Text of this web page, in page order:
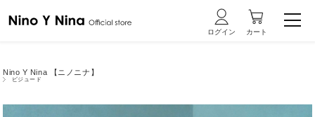
Nino Y Nina 【ニノニナ】
ビジュード